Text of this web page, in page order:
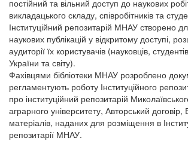
постійний та вільний доступ до наукових
викладацького складу, співробітників та
Інституційний репозитарій МНАУ створено
наукових публікацій у відкритому доступі,
аудиторії їх користувачів (науковців,
України та світу).
Фахівцями бібліотеки МНАУ розроблено
регламентують роботу Інституційного
про інституційний репозитарій
аграрного університету, Авторський
матеріалів, наданих для розміщення в
репозитарії МНАУ.